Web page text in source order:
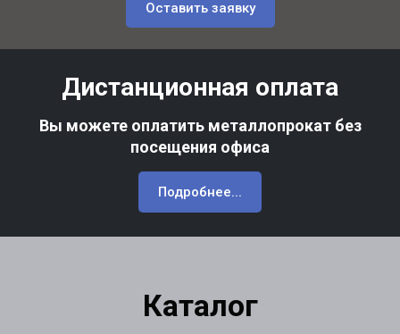
Оставить заявку
Дистанционная оплата
Вы можете оплатить металлопрокат без
посещения офиса
Подробнее...
Каталог